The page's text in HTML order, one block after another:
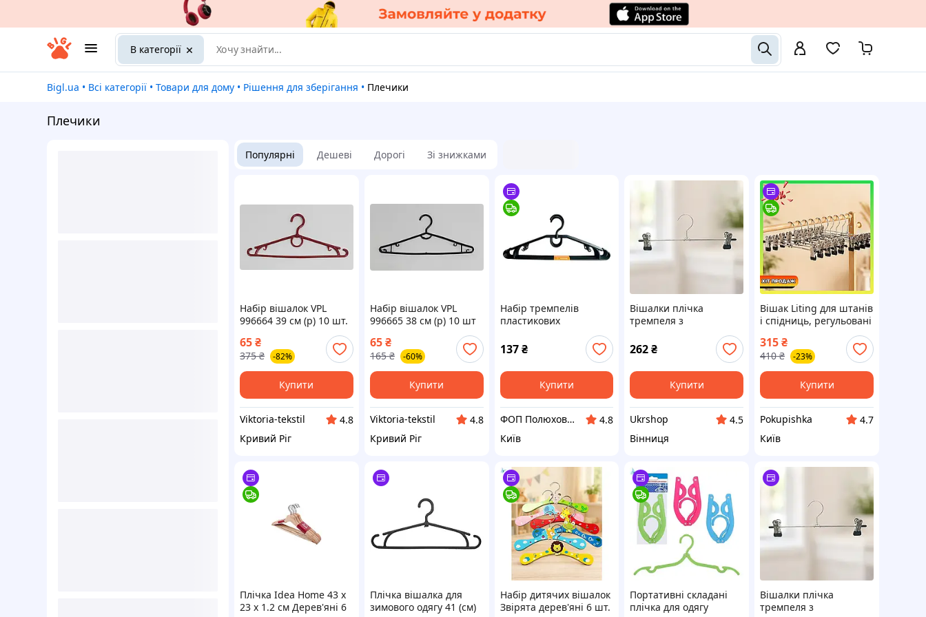
В категорії
Bigl.ua • Всі категорії • Товари для дому • Рішення для зберігання • Плечики
Плечики
Популярні Дешеві Дорогі Зі знижками
Набір вішалок VPL
996664 39 см (р) 10 шт.
65₴
375 ₴ -82%
Купити
Viktoria-tekstil
4.8
Кривий Ріг
Набір вішалок VPL
996665 38 см (р) 10 шт
65₴
165 ₴ -60%
Купити
Viktoria-tekstil
4.8
Кривий Ріг
Набір тремпелів
пластикових
137 ₴
Купити
ФОП Полюхович Л.Г.
4.8
Київ
Вішалки плічка
тремпеля з
прищіпками Liting для
штанів, спідниць 35 см
10 шт. / Комплект
тремпелів / Металеві
оцинковані плічка
262₴
Купити
Ukrshop
4.5
Вінниця
Вішак Liting для штанів
і спідниць, регульовані
прищіпки, нікельоване
покриття, компактна
конструкція
315₴
410 ₴ -23%
Купити
Pokupishka
4.7
Київ
Плічка Idea Home 43 х
23 х 1.2 см Дерев'яні 6
Плічка вішалка для
зимового одягу 41 (см)
Набір дитячих вішалок
Звірята дерев'яні 6 шт.
Портативні складані
плічка для одягу
Вішалки плічка
тремпеля з